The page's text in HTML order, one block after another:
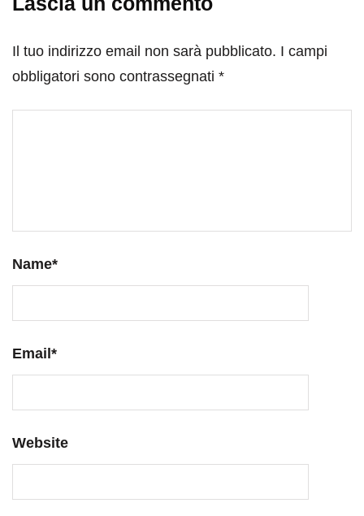
Il tuo indirizzo email non sarà pubblicato. I campi
obbligatori sono contrassegnati *
Name*
Email*
Website